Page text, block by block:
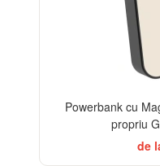
Powerbank cu
propriu
de